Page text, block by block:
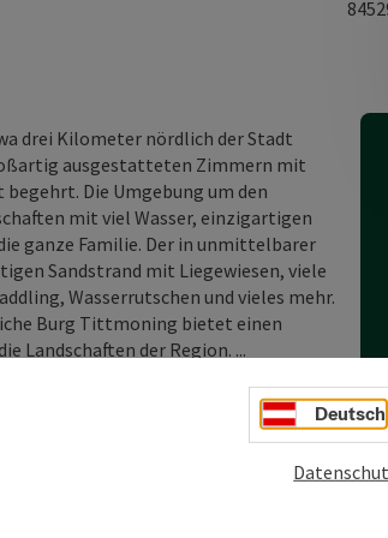
drei Kilometer nördlich der Stadt
ausgestatteten Zimmern mit
Die Umgebung um den
mit viel Wasser, einzigartigen
ganze Familie. Der in unmittelbarer
Sandstrand mit Liegewiesen, viele
Wasserrutschen und vieles mehr.
Burg Tittmoning bietet einen
Landschaften der Region. ...
Deutsch